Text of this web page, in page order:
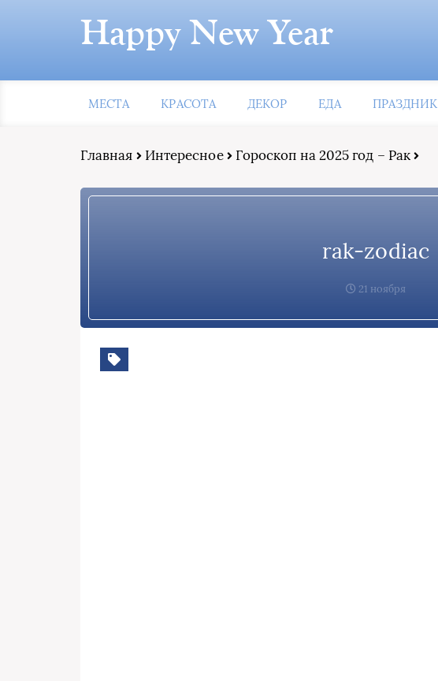
Happy New Year
МЕСТА КРАСОТА ДЕКОР ЕДА ПРАЗДНИК
Главная Интересное Гороскоп на 2025 год – Рак
rak-zodiac
21 ноября